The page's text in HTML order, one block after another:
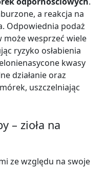
a reakcja na
Odpowiednia podaż
może wesprzeć wiele
ryzyko osłabienia
kwasy
działanie oraz
uszczelniając
– zioła na
ze względu na swoje